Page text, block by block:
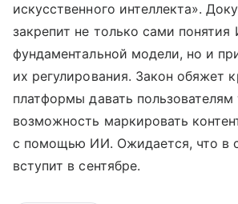
искусственного интеллекта».
закрепит не только сами
фундаментальной модели, но и
их регулирования. Закон обяжет
платформы давать пользователям
возможность маркировать
с помощью ИИ. Ожидается, что в
вступит в сентябре.